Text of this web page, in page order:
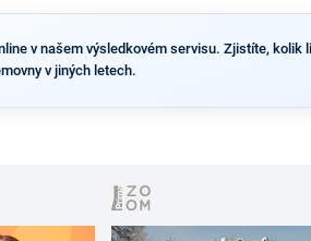
v našem výsledkovém servisu. Zjistíte,
v jiných letech.